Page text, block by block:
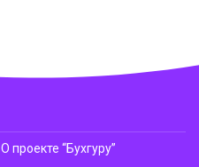
О проекте “Бухгуру”